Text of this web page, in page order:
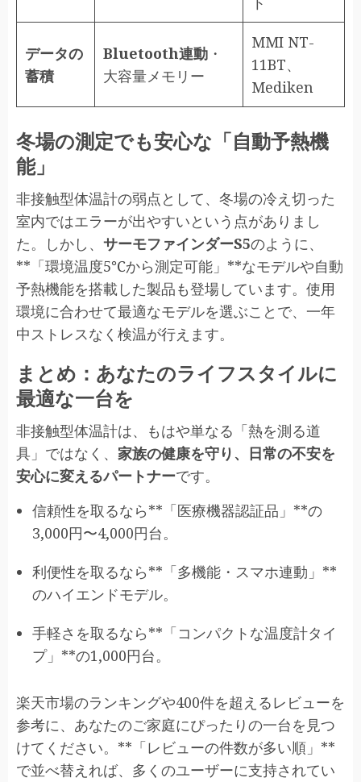
データの
蓄積
Bluetooth連動 ・
大容量メモリー
MMI NT-
11BT、
Mediken
冬場の測定でも安心な「自動予熱機
能」
非接触型体温計の弱点として、冬場の冷え切った
室内ではエラーが出やすいという点がありまし
た。しかし、 サーモファインダーS5のように、
**「環境温度5℃から測定可能」**なモデルや自動
予熱機能を搭載した製品も登場しています。使用
環境に合わせて最適なモデルを選ぶことで、一年
中ストレスなく検温が行えます。
まとめ：あなたのライフスタイルに
最適な一台を
非接触型体温計は、もはや単なる「熱を測る道
具」ではなく、 家族の健康を守り、日常の不安を
安心に変えるパートナーです。
信頼性を取るなら**「医療機器認証品」**の
3,000円〜4,000円台。
利便性を取るなら**「多機能・スマホ連動」**
のハイエンドモデル。
手軽さを取るなら**「コンパクトな温度計タイ
プ」**の1,000円台。
楽天市場のランキングや400件を超えるレビューを
参考に、あなたのご家庭にぴったりの一台を見つ
けてください。**「レビューの件数が多い順」**
で並べ替えれば、多くのユーザーに支持されてい